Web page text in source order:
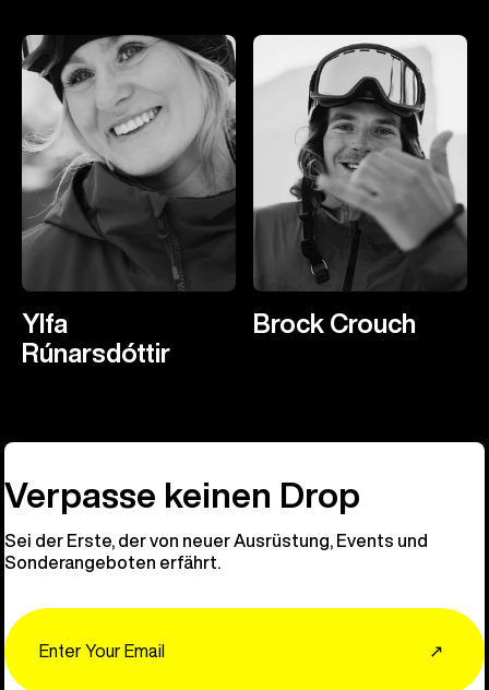
Ylfa
Rúnarsdóttir
Brock Crouch
Verpasse keinen Drop
Sei der Erste, der von neuer Ausrüstung, Events und
Sonderangeboten erfährt.
↗